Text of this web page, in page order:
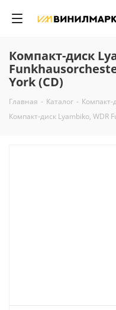
Компакт-диск
York (CD)
Главная - Каталог - Компакт-
Компакт-диск Lyambiko, WDR